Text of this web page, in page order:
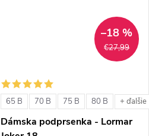
€27,99
–18 %
65 B 70 B 75 B 80 B + ďalšie
Dámska podprsenka - Lormar